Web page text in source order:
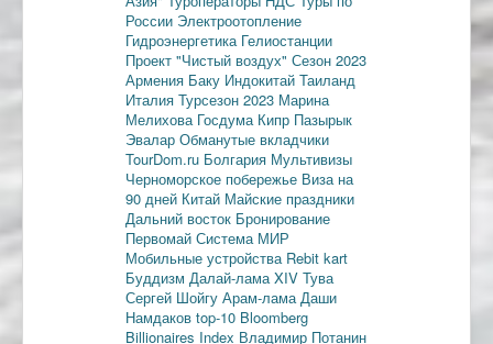
России Электроотопление
Гидроэнергетика Гелиостанции
Проект "Чистый воздух" Сезон 2023
Армения Баку Индокитай Таиланд
Италия Турсезон 2023 Марина
Мелихова Госдума Кипр Пазырык
Эвалар Обманутые вкладчики
TourDom.ru Болгария Мультивизы
Черноморское побережье Виза на
90 дней Китай Майские праздники
Дальний восток Бронирование
Первомай Система МИР
Мобильные устройства Rebit kart
Буддизм Далай-лама XIV Тува
Сергей Шойгу Арам-лама Даши
Намдаков top-10 Bloomberg
Billionaires Index Владимир Потанин